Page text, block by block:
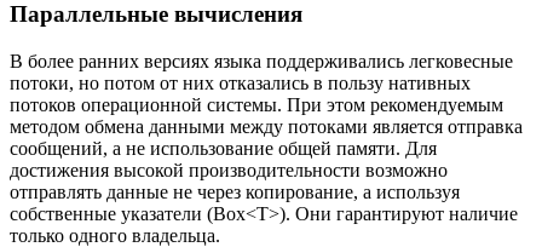
Параллельные вычисления
В более ранних версиях языка поддерживались легковесные
потоки, но потом от них отказались в пользу нативных
потоков операционной системы. При этом рекомендуемым
методом обмена данными между потоками является отправка
сообщений, а не использование общей памяти. Для
достижения высокой производительности возможно
отправлять данные не через копирование, а используя
собственные указатели (Box<T>). Они гарантируют наличие
только одного владельца.